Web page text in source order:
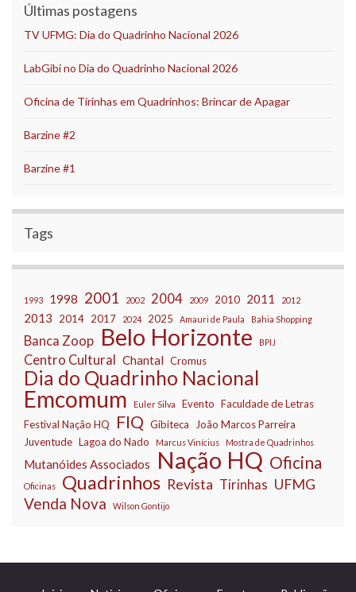
Últimas postagens
TV UFMG: Dia do Quadrinho Nacional 2026
LabGibi no Dia do Quadrinho Nacional 2026
Oficina de Tirinhas em Quadrinhos: Brincar de Apagar
Barzine #2
Barzine #1
Tags
1993 1998 2001 2002 2004 2009 2010 2011 2012
2013 2014 2017 2024 2025 Amauri de Paula Bahia Shopping
Banca Zoop Belo Horizonte BPIJ
Centro Cultural Chantal Cromus
Dia do Quadrinho Nacional
Emcomum Euler Silva Evento Faculdade de Letras
Festival Nação HQ
FIQ Gibiteca
João Marcos Parreira
Juventude Lagoa do Nado Marcus Vinícius Mostra de Quadrinhos
Mutanóides Associados Nação HQ Oficina
Oficinas Quadrinhos Revista Tirinhas UFMG
Venda Nova Wilson Gontijo